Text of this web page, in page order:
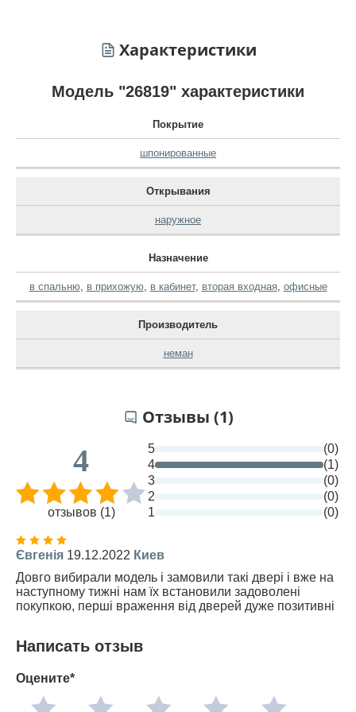
Характеристики
Модель "26819" характеристики
Покрытие
шпонированные
Открывания
наружное
Назначение
в спальню, в прихожую, в кабинет, вторая входная, офисные
Производитель
неман
Отзывы (1)
4
отзывов (1)
5
(0)
4
(1)
3
(0)
2
(0)
1
(0)
Євгенія 19.12.2022 Киев
Довго вибирали модель і замовили такі двері і вже на
наступному тижні нам їх встановили задоволені
покупкою, перші враження від дверей дуже позитивні
Написать отзыв
Оцените*